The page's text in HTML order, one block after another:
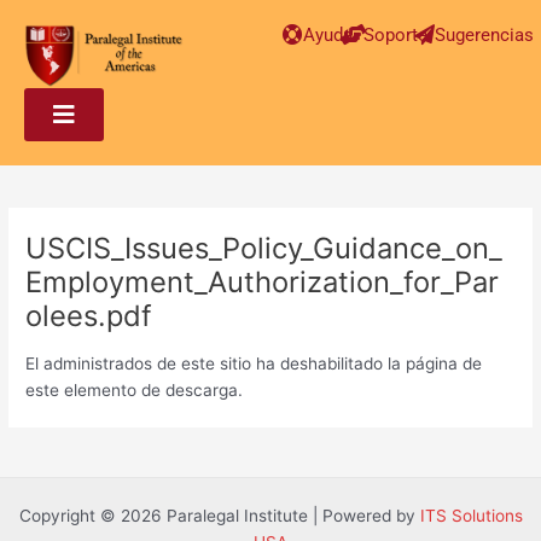
Ayuda Soporte Sugerencias
USCIS_Issues_Policy_Guidance_on_
Employment_Authorization_for_Par
olees.pdf
El administrados de este sitio ha deshabilitado la página de
este elemento de descarga.
navigation
Copyright © 2026 Paralegal Institute | Powered by ITS Solutions